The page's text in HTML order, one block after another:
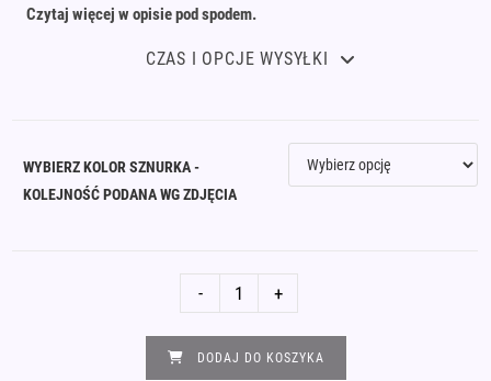
Czytaj więcej w opisie pod spodem.
CZAS I OPCJE WYSYŁKI
WYBIERZ KOLOR SZNURKA -
KOLEJNOŚĆ PODANA WG ZDJĘCIA
Bransoletka
alfabet
Morse'a
- +
DODAJ DO KOSZYKA